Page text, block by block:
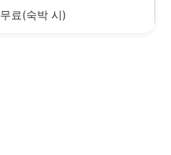
무료(숙박 시)